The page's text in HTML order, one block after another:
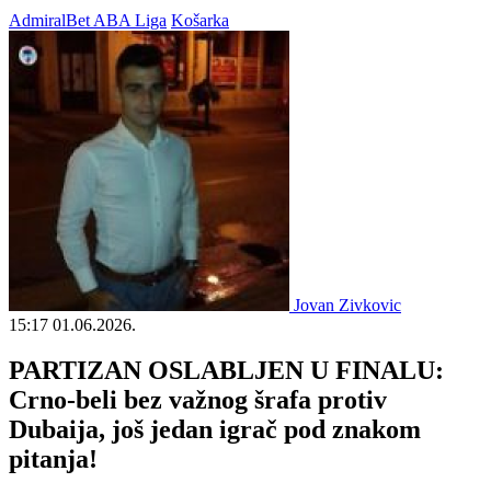
AdmiralBet ABA Liga Košarka
Jovan Zivkovic
15:17 01.06.2026.
PARTIZAN OSLABLJEN U FINALU:
Crno-beli bez važnog šrafa protiv
Dubaija, još jedan igrač pod znakom
pitanja!